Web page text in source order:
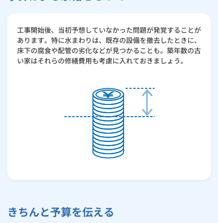
工事開始後、当初予想していなかった問題が発覚することが
あります。特に水まわりは、既存の設備を撤去したときに、
床下の腐食や配管の劣化などが見つかることも。築年数の古
い家はそれらの修繕費用も考慮に入れておきましょう。
きちんと予算を伝える